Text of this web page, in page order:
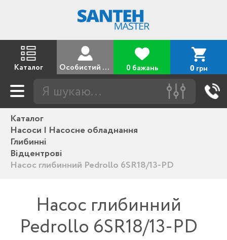
Каталог Особистий кабінет 0 бажань 0 грн
Каталог
Насоси | Насосне обладнання
Глибинні
Відцентрові
Насос глибинний Pedrollo 6SR18/13-PD
Насос глибинний
Pedrollo 6SR18/13-PD